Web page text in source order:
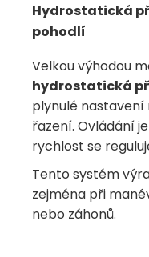
Hydrostatická
pohodlí
Velkou výhodou
hydrostatická
plynulé
řazení. Ovládání
rychlost se
Tento systém
zejména při
nebo záhonů.